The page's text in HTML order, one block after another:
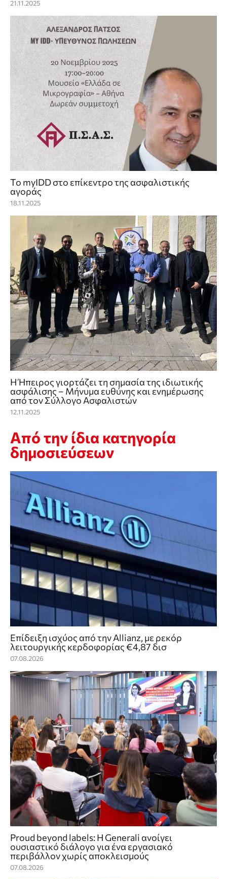
21.11.2025
Το myIDD στο επίκεντρο της ασφαλιστικής
αγοράς
18.11.2025
Η Ήπειρος γιορτάζει τη σημασία της ιδιωτικής
ασφάλισης – Μήνυμα ευθύνης και ενημέρωσης
από τον Σύλλογο Ασφαλιστών
12.11.2025
Από την ίδια κατηγορία
δημοσιεύσεων
Επίδειξη ισχύος από την Allianz, με ρεκόρ
λειτουργικής κερδοφορίας €4,87 δισ
07.08.2026
Proud beyond labels: Η Generali ανοίγει
ουσιαστικό διάλογο για ένα εργασιακό
περιβάλλον χωρίς αποκλεισμούς
07.08.2026